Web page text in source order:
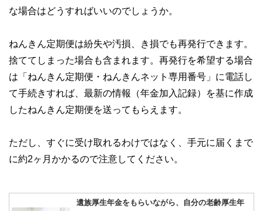
な場合はどうすればいいのでしょうか。
ねんきん定期便は紛失や汚損、き損でも再発行できます。
捨ててしまった場合も含まれます。再発行を希望する場合
は「ねんきん定期便・ねんきんネット専用番号」に電話し
て手続きすれば、最新の情報（年金加入記録）を基に作成
したねんきん定期便を送ってもらえます。
ただし、すぐに受け取れるわけではなく、手元に届くまで
に約2ヶ月かかるので注意してください。
遺族厚生年金をもらいながら、自分の老齢厚生年